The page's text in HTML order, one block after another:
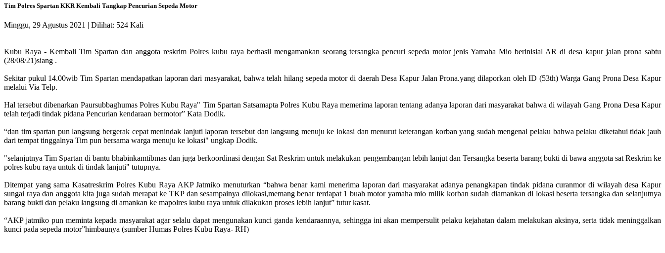
Tim Polres Spartan KKR Kembali Tangkap Pencurian Sepeda Motor
Minggu, 29 Agustus 2021 | Dilihat: 524 Kali
Kubu Raya - Kembali Tim Spartan dan anggota reskrim Polres kubu raya berhasil mengamankan seorang tersangka pencuri sepeda motor jenis Yamaha Mio berinisial AR di desa kapur jalan prona sabtu
(28/08/21)siang .
Sekitar pukul 14.00wib Tim Spartan mendapatkan laporan dari masyarakat, bahwa telah hilang sepeda motor di daerah Desa Kapur Jalan Prona.yang dilaporkan oleh ID (53th) Warga Gang Prona Desa Kapur
melalui Via Telp.
Hal tersebut dibenarkan Paursubbaghumas Polres Kubu Raya" Tim Spartan Satsamapta Polres Kubu Raya memerima laporan tentang adanya laporan dari masyarakat bahwa di wilayah Gang Prona Desa Kapur
telah terjadi tindak pidana Pencurian kendaraan bermotor” Kata Dodik.
“dan tim spartan pun langsung bergerak cepat menindak lanjuti laporan tersebut dan langsung menuju ke lokasi dan menurut keterangan korban yang sudah mengenal pelaku bahwa pelaku diketahui tidak jauh
dari tempat tinggalnya Tim pun bersama warga menuju ke lokasi" ungkap Dodik.
"selanjutnya Tim Spartan di bantu bhabinkamtibmas dan juga berkoordinasi dengan Sat Reskrim untuk melakukan pengembangan lebih lanjut dan Tersangka beserta barang bukti di bawa anggota sat Reskrim ke
polres kubu raya untuk di tindak lanjuti" tutupnya.
Ditempat yang sama Kasatreskrim Polres Kubu Raya AKP Jatmiko menuturkan “bahwa benar kami menerima laporan dari masyarakat adanya penangkapan tindak pidana curanmor di wilayah desa Kapur
sungai raya dan anggota kita juga sudah merapat ke TKP dan sesampainya dilokasi,memang benar terdapat 1 buah motor yamaha mio milik korban sudah diamankan di lokasi beserta tersangka dan selanjutnya
barang bukti dan pelaku langsung di amankan ke mapolres kubu raya untuk dilakukan proses lebih lanjut” tutur kasat.
“AKP jatmiko pun meminta kepada masyarakat agar selalu dapat mengunakan kunci ganda kendaraannya, sehingga ini akan mempersulit pelaku kejahatan dalam melakukan aksinya, serta tidak meninggalkan
kunci pada sepeda motor”himbaunya (sumber Humas Polres Kubu Raya- RH)